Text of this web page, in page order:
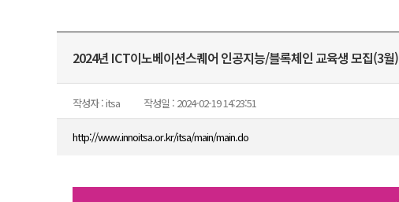
2024년 ICT이노베이션스퀘어 인공지능/블록체인 교육생 모집(3월)
작성자 : itsa 작성일 : 2024-02-19 14:23:51
http://www.innoitsa.or.kr/itsa/main/main.do